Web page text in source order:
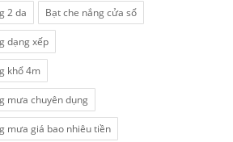
2 da Bạt che nắng cửa sổ
dạng xếp
khổ 4m
mưa chuyên dụng
mưa giá bao nhiêu tiền